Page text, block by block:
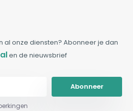
al onze diensten? Abonneer je dan
en de nieuwsbrief
Abonneer